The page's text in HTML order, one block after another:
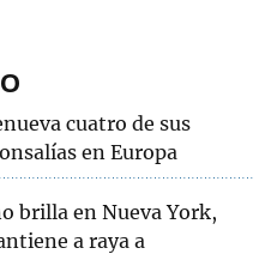
cuatro de sus
en Europa
brilla en Nueva York,
a raya a